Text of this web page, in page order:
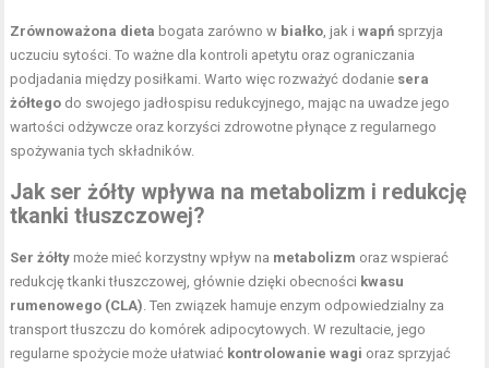
Zrównoważona dieta bogata zarówno w białko, jak iwapń sprzyja
uczuciu sytości. To ważne dla kontroli apetytu oraz ograniczania
podjadania między posiłkami. Warto więc rozważyć dodanie sera
żółtego do swojego jadłospisu redukcyjnego, mając na uwadze jego
wartości odżywcze oraz korzyści zdrowotne płynące z regularnego
spożywania tych składników.
Jak ser żółty wpływa na metabolizm i redukcję
tkanki tłuszczowej?
Ser żółty może mieć korzystny wpływ na metabolizm oraz wspierać
redukcję tkanki tłuszczowej, głównie dzięki obecności kwasu
rumenowego (CLA). Ten związek hamuje enzym odpowiedzialny za
transport tłuszczu do komórek adipocytowych. W rezultacie, jego
regularne spożycie może ułatwiać kontrolowanie wagi oraz sprzyjać